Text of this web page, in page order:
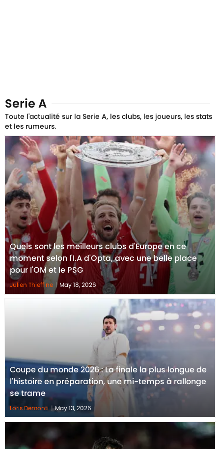
Serie A
Toute l'actualité sur la Serie A, les clubs, les joueurs, les stats
et les rumeurs.
Quels sont les meilleurs clubs d'Europe en ce
moment selon l'I.A d'Opta, avec une belle place
pour l'OM et le PSG
Julien Thieffine | May 18, 2026
Coupe du monde 2026 : La finale la plus longue de
l'histoire en préparation, une mi-temps à rallonge
se trame
Loris Demonti | May 13, 2026